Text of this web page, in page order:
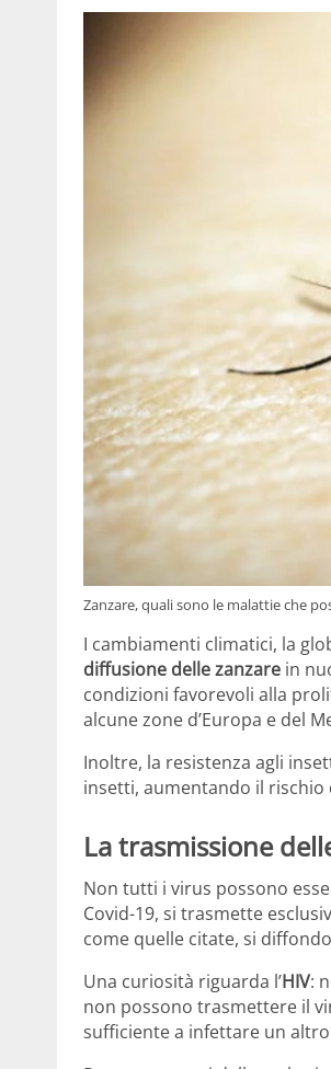
Zanzare, quali sono le malattie che
I cambiamenti climatici, la
diffusione delle zanzare in
condizioni favorevoli alla
alcune zone d’Europa e del
Inoltre, la resistenza agli
insetti, aumentando il
La trasmissione
Non tutti i virus possono
Covid-19, si trasmette
come quelle citate, si
Una curiosità riguarda l’HIV:
non possono trasmettere il
sufficiente a infettare un